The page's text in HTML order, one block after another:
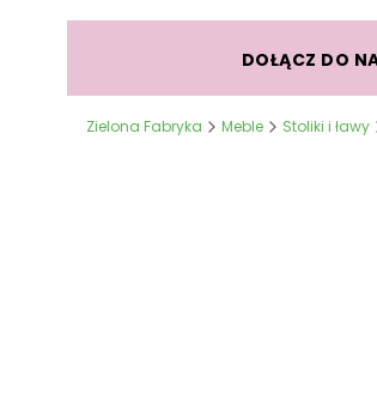
DOŁĄCZ DO
Zielona Fabryka Meble Stoliki i ławy